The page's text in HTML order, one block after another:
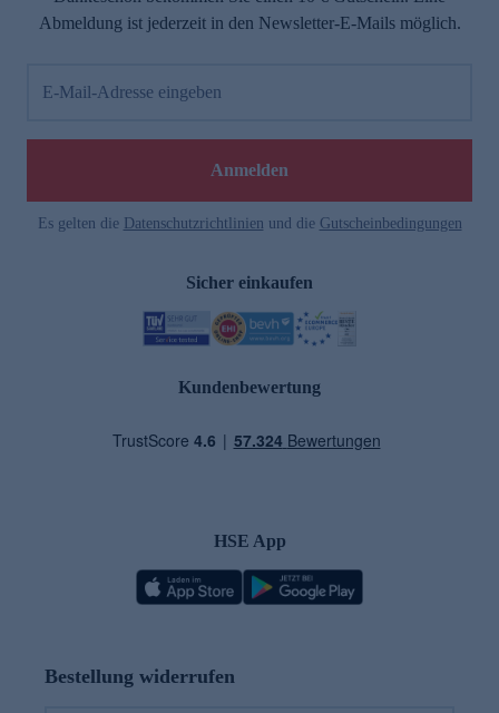
Abmeldung ist jederzeit in den Newsletter-E-Mails möglich.
E-Mail-Adresse eingeben
Anmelden
Es gelten die Datenschutzrichtlinien und die Gutscheinbedingungen
Sicher einkaufen
Kundenbewertung
HSE App
Bestellung widerrufen